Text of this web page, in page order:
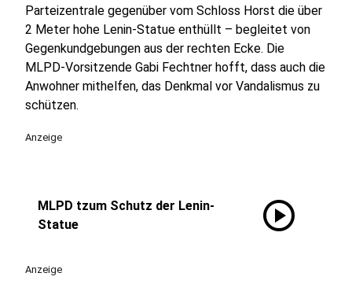
Parteizentrale gegenüber vom Schloss Horst die über
2 Meter hohe Lenin-Statue enthüllt – begleitet von
Gegenkundgebungen aus der rechten Ecke. Die
MLPD-Vorsitzende Gabi Fechtner hofft, dass auch die
Anwohner mithelfen, das Denkmal vor Vandalismus zu
schützen.
Anzeige
MLPD tzum Schutz der Lenin-
Statue
play_circle
Anzeige